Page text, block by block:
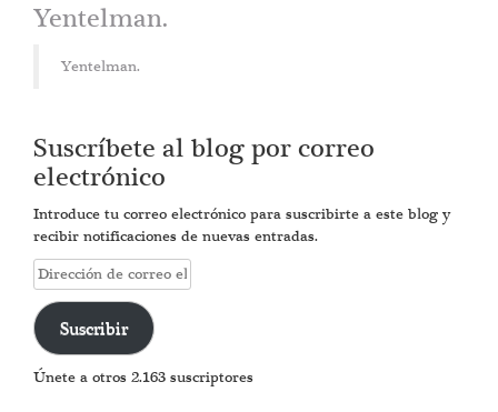
Yentelman.
Yentelman.
Suscríbete al blog por correo
electrónico
Introduce tu correo electrónico para suscribirte a este blog y
recibir notificaciones de nuevas entradas.
Dirección
de
correo
electrónico
Suscribir
Únete a otros 2.163 suscriptores